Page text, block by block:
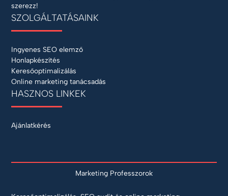
szerezz!
SZOLGÁLTATÁSAINK
Ingyenes SEO elemző
Honlapkészítés
Keresőoptimalizálás
Online marketing tanácsadás
HASZNOS LINKEK
Ajánlatkérés
Marketing Professzorok